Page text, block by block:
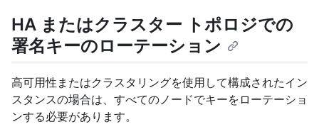
HA またはクラスター トポロジでの
署名キーのローテーション
高可用性またはクラスタリングを使用して構成されたイン
スタンスの場合は、すべてのノードでキーをローテーショ
ンする必要があります。